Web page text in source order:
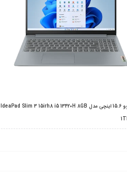
لپ تاپ لنوو 15.6 اینچی مدل IdeaPad Slim 3 15irh8 i5 13420H 8GB